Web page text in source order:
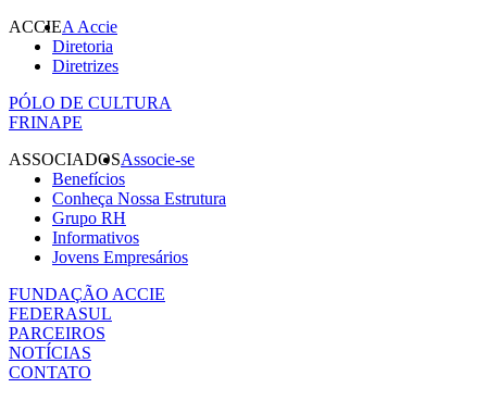
ACCIEA Accie
Diretoria
Diretrizes
PÓLO DE CULTURA
FRINAPE
ASSOCIADOSAssocie-se
Benefícios
Conheça Nossa Estrutura
Grupo RH
Informativos
Jovens Empresários
FUNDAÇÃO ACCIE
FEDERASUL
PARCEIROS
NOTÍCIAS
CONTATO